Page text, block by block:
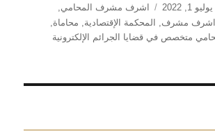
نُشرت
في
يوليو 1, 2022 التصنيفات
اشرف مشرف المحامي,
اشرف مشرف المحكمة الإقتصادية محاماة
متخصص في قضايا الجرائم الإلكترونية